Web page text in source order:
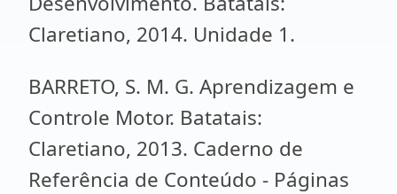
Claretiano, 2014. Unidade 1.
BARRETO, S. M. G. Aprendizagem e
Controle Motor. Batatais:
Claretiano, 2013. Caderno de
Referência de Conteúdo - Páginas